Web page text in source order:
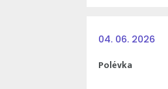
04. 06. 2026
Polévka